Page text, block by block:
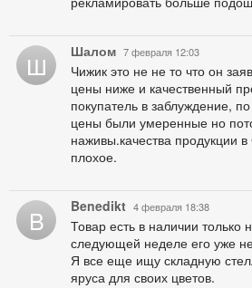
Ш Шалом 7 февраля 12:03
Чижик это не не то что он
цены ниже и качественный
покупатель в заблуждение,
цены были умеренные но
наживы.качества продукции
плохое.
B Benedikt 4 февраля 18:38
Товар есть в наличии только
следующей неделе его уже
Я все еще ищу складную
яруса для своих цветов.